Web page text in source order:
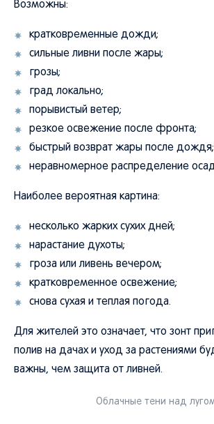
Возможны:
кратковременные дожди;
сильные ливни после жары;
грозы;
град локально;
порывистый ветер;
резкое освежение после фронта;
быстрый возврат жары после дождя;
неравномерное распределение
Наиболее вероятная картина:
несколько жарких сухих дней;
нарастание духоты;
гроза или ливень вечером;
кратковременное освежение;
снова сухая и теплая погода.
Для жителей это означает, что зонт
полив на дачах и уход за растениями
важны, чем защита от ливней.
Облачные тени над